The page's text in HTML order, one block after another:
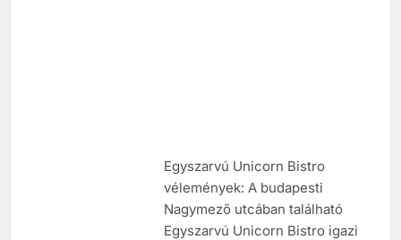
Egyszarvú Unicorn Bistro
vélemények: A budapesti
Nagymező utcában található
Egyszarvú Unicorn Bistro igazi